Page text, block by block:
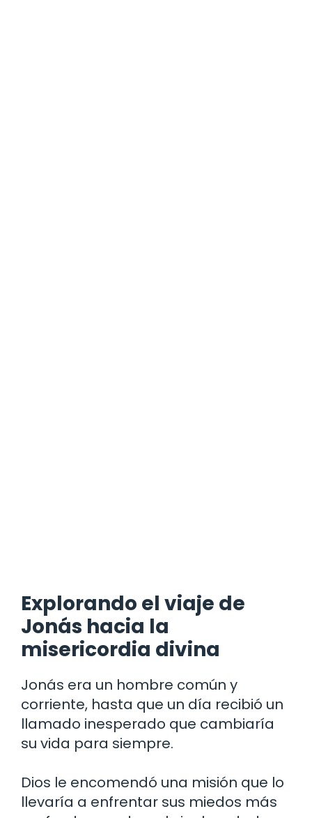
Explorando el viaje de
Jonás hacia la
misericordia divina
Jonás era un hombre común y
corriente, hasta que un día recibió un
llamado inesperado que cambiaría
su vida para siempre.
Dios le encomendó una misión que lo
llevaría a enfrentar sus miedos más